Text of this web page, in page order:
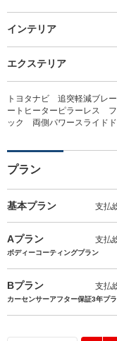
インテリア
エクステリア
トヨタナビ 追突軽減ブレ
ートヒーターピラーレス
ック 両側パワースライド
プラン
基本プラン 支払
Aプラン 支払
ボディーコーティングプラン
Bプラン 支払
カーセンサーアフター保証3年プ